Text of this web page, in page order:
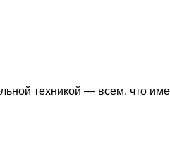
техникой — всем, что